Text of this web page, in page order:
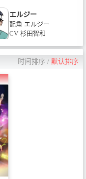
エルジー
配角 エルジー
CV 杉田智和
时间排序 / 默认排序